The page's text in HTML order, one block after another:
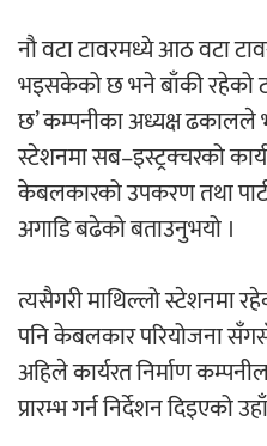
अर्जुन
‘दुर्गा’
चलचित्र
नौ वटा टावरमध्ये आठ वटा
भइसकेको छ भने बाँकी रहेको
छ’ कम्पनीका अध्यक्ष ढकालले
स्टेशनमा सब–इस्ट्रक्चरको
केबलकारको उपकरण तथा
अगाडि बढेको बताउनुभयो ।
त्यसैगरी माथिल्लो स्टेशनमा
पनि केबलकार परियोजना
अहिले कार्यरत निर्माण
प्रारम्भ गर्न निर्देशन दिइएको